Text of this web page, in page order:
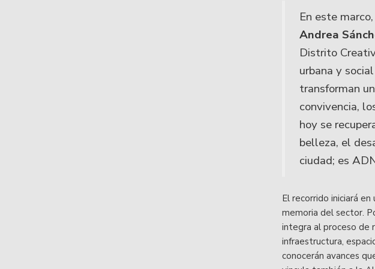
En este
Andrea
Distrito
urbana y
transforman
convivencia,
hoy se
belleza, el
ciudad; es
El recorrido iniciará
memoria del sector.
integra al proceso de
infraestructura,
conocerán avances